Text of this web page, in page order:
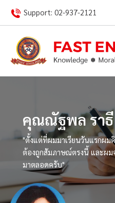
Support: 02-937-2121
คุณณัฐพล ราธี
"ตั้งแต่ที่ผมมาเรียนวันแรกผม
ต้องถูกสัมภาษณ์ตรงนี้ และผม
มาตลอดครับ"